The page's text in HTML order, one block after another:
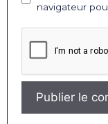
navigateur